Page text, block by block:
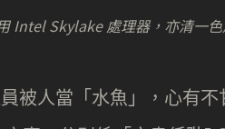
Intel Skylake 處理器，亦清一色
被人當「水魚」，心有不